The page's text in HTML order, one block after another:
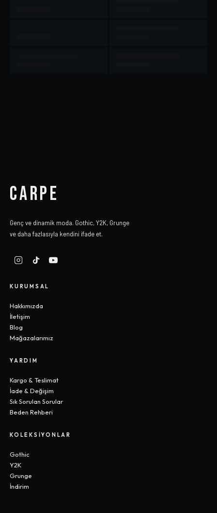
CARPE
Genç ve dinamik moda. Gothic, Y2K, Grunge
ve daha fazlasıyla kendini ifade et.
KURUMSAL
Hakkımızda
İletişim
Blog
Mağazalarımız
YARDIM
Kargo & Teslimat
İade & Değişim
Sık Sorulan Sorular
Beden Rehberi
KOLEKSIYONLAR
Gothic
Y2K
Grunge
İndirim